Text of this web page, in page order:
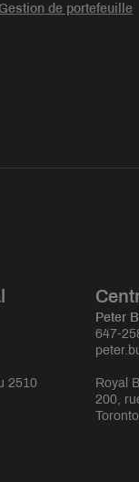
de portefeuille
2510
Peter
647-
Royal
200,